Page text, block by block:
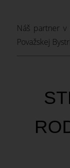
Náš partner v
Považskej